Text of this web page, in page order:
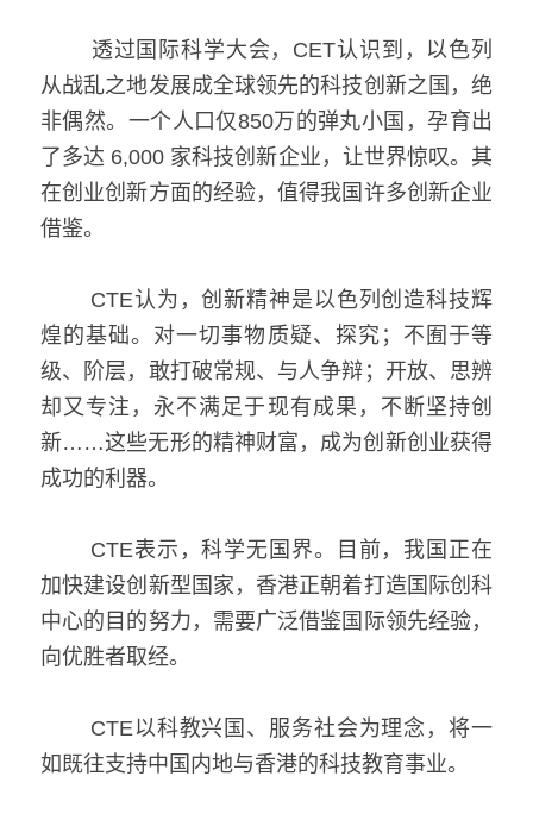
透过国际科学大会，CET认识到，以色列
从战乱之地发展成全球领先的科技创新之国，绝
非偶然。一个人口仅850万的弹丸小国，孕育出
了多达 6,000 家科技创新企业，让世界惊叹。其
在创业创新方面的经验，值得我国许多创新企业
借鉴。
CTE认为，创新精神是以色列创造科技辉
煌的基础。对一切事物质疑、探究；不囿于等
级、阶层，敢打破常规、与人争辩；开放、思辨
却又专注，永不满足于现有成果，不断坚持创
新……这些无形的精神财富，成为创新创业获得
成功的利器。
CTE表示，科学无国界。目前，我国正在
加快建设创新型国家，香港正朝着打造国际创科
中心的目的努力，需要广泛借鉴国际领先经验，
向优胜者取经。
CTE以科教兴国、服务社会为理念，将一
如既往支持中国内地与香港的科技教育事业。